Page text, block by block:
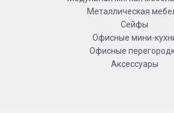
Металлическая
Сейфы
Офисные мини-
Офисные
Аксессуары